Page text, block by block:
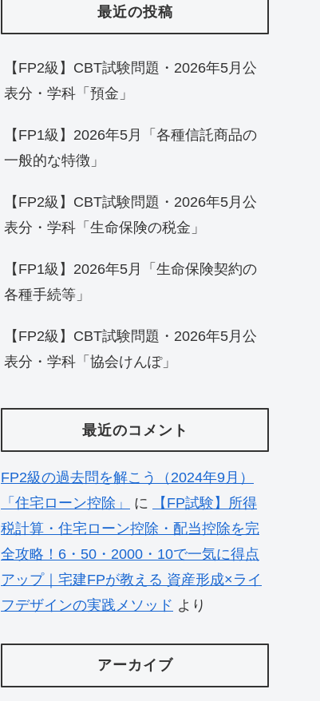
最近の投稿
【FP2級】CBT試験問題・2026年5月公
表分・学科「預金」
【FP1級】2026年5月「各種信託商品の
一般的な特徴」
【FP2級】CBT試験問題・2026年5月公
表分・学科「生命保険の税金」
【FP1級】2026年5月「生命保険契約の
各種手続等」
【FP2級】CBT試験問題・2026年5月公
表分・学科「協会けんぽ」
最近のコメント
FP2級の過去問を解こう（2024年9月）
「住宅ローン控除」
に
【FP試験】所得
税計算・住宅ローン控除・配当控除を完
全攻略！6・50・2000・10で一気に得点
アップ｜宅建FPが教える 資産形成×ライ
フデザインの実践メソッド より
アーカイブ